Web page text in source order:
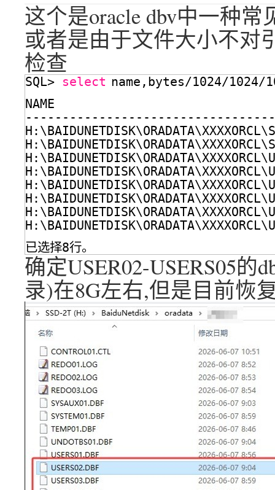
这个是oracle dbv中一种
或者是由于文件大小不对
检查
SQL> select name,bytes/1024/1024/
NAME
已选择8行。
确定USER02-USERS05
录)在8G左右,但是目前恢